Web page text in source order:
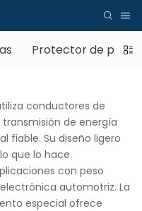
Protector de
conductores de
de energía
fiable. Su diseño ligero
que lo hace
con peso
automotriz. La
especial ofrece